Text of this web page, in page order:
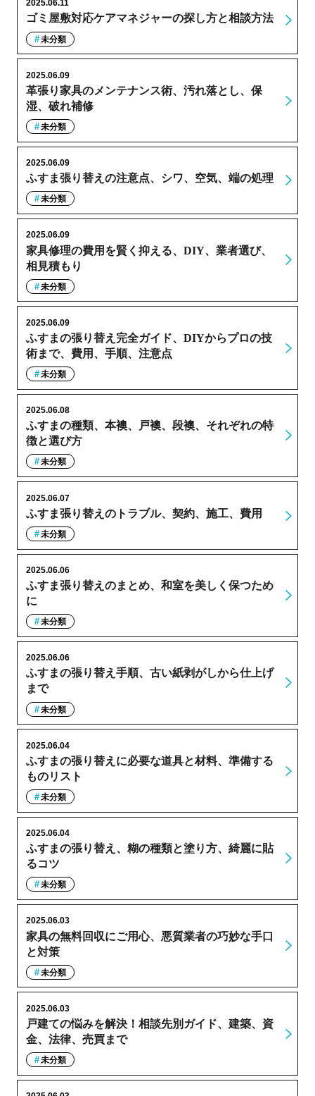
ゴミ屋敷対応ケアマネジャーの探し方と相談方法
2025.06.11
未分類
革張り家具のメンテナンス術、汚れ落とし、保
湿、破れ補修
2025.06.09
未分類
ふすま張り替えの注意点、シワ、空気、端の処理
2025.06.09
未分類
家具修理の費用を賢く抑える、DIY、業者選び、
相見積もり
2025.06.09
未分類
ふすまの張り替え完全ガイド、DIYからプロの技
術まで、費用、手順、注意点
2025.06.09
未分類
ふすまの種類、本襖、戸襖、段襖、それぞれの特
徴と選び方
2025.06.08
未分類
ふすま張り替えのトラブル、契約、施工、費用
2025.06.07
未分類
ふすま張り替えのまとめ、和室を美しく保つため
に
2025.06.06
未分類
ふすまの張り替え手順、古い紙剥がしから仕上げ
まで
2025.06.06
未分類
ふすまの張り替えに必要な道具と材料、準備する
ものリスト
2025.06.04
未分類
ふすまの張り替え、糊の種類と塗り方、綺麗に貼
るコツ
2025.06.04
未分類
家具の無料回収にご用心、悪質業者の巧妙な手口
と対策
2025.06.03
未分類
戸建ての悩みを解決！相談先別ガイド、建築、資
金、法律、売買まで
2025.06.03
未分類